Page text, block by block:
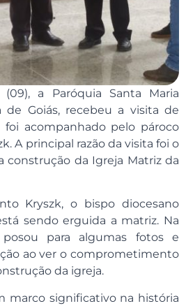
a Paróquia Santa Maria
de Goiás, recebeu a visita de
acompanhado pelo pároco
A principal razão da visita foi o
construção da Igreja Matriz da
Kryszk, o bispo diocesano
sendo erguida a matriz. Na
para algumas fotos e
ao ver o comprometimento
da igreja.
marco significativo na história